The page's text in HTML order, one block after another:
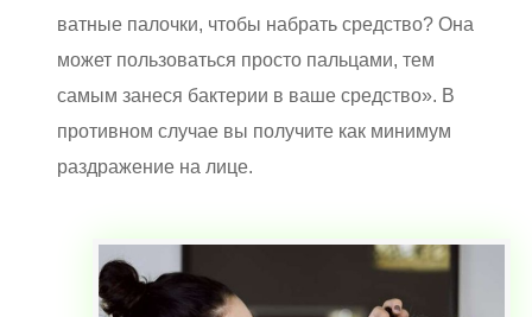
ватные палочки, чтобы набрать средство? Она
может пользоваться просто пальцами, тем
самым занеся бактерии в ваше средство». В
противном случае вы получите как минимум
раздражение на лице.